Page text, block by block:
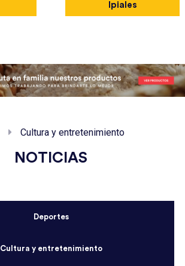
Ipiales
Cultura y entretenimiento
NOTICIAS
Deportes
Cultura y entretenimiento